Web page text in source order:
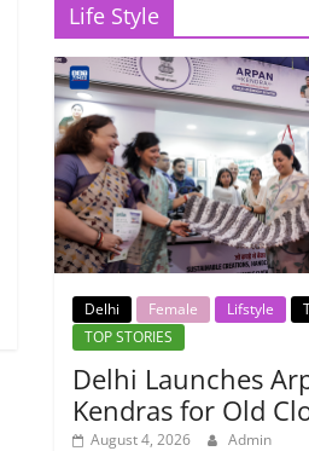
Life Style
Delhi Female Lifstyle
TOP STORIES
Delhi Launches
Kendras for Old
August 4, 2026 Admin